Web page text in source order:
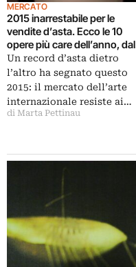
MERCATO
2015 inarrestabile per le
vendite d’asta. Ecco le 10
opere più care dell’anno, dal
Picasso da 179 milioni a Andy
Warhol. Sul podio anche
Modigliani e Giacometti
Un record d’asta dietro
l’altro ha segnato questo
2015: il mercato dell’arte
internazionale resiste ai…
di Marta Pettinau